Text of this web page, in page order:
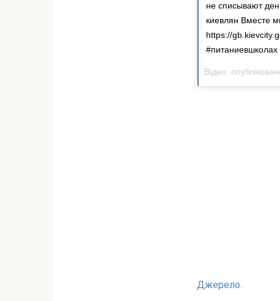
не списывают
киевлян Вместе
https://
#питаниевшколах
Відео,
Джерело.